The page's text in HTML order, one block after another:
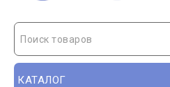
Поиск товаров
КАТАЛОГ